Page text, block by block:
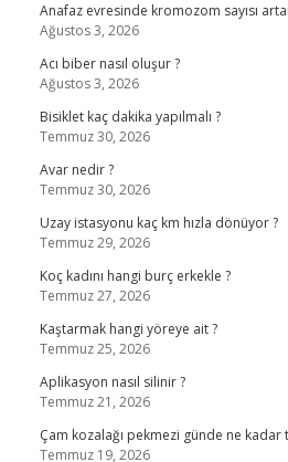
Anafaz evresinde kromozom sayısı
Ağustos 3, 2026
Acı biber nasıl oluşur ?
Ağustos 3, 2026
Bisiklet kaç dakika yapılmalı ?
Temmuz 30, 2026
Avar nedir ?
Temmuz 30, 2026
Uzay istasyonu kaç km hızla dönüyor ?
Temmuz 29, 2026
Koç kadını hangi burç erkekle ?
Temmuz 27, 2026
Kaştarmak hangi yöreye ait ?
Temmuz 25, 2026
Aplikasyon nasıl silinir ?
Temmuz 21, 2026
Çam kozalağı pekmezi günde ne kadar
Temmuz 19, 2026